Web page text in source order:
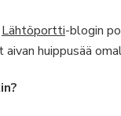
Lähtöportti-blogin
huippusää